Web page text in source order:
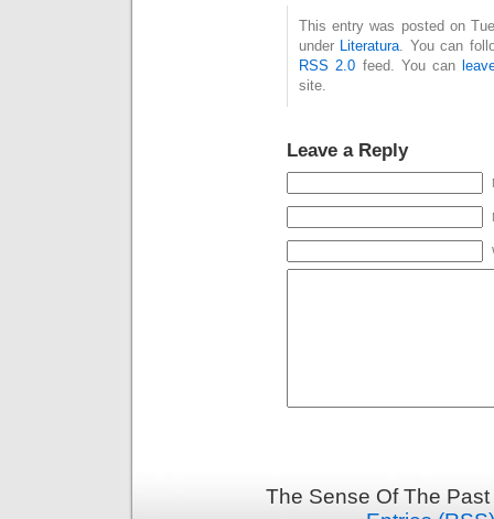
This entry was posted on
under
Literatura . You can
RSS 2.0 feed. You can
site.
Leave a Reply
The Sense Of The